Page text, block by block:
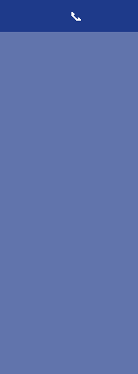
📞